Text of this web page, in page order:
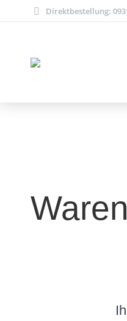
Direktbestellung: